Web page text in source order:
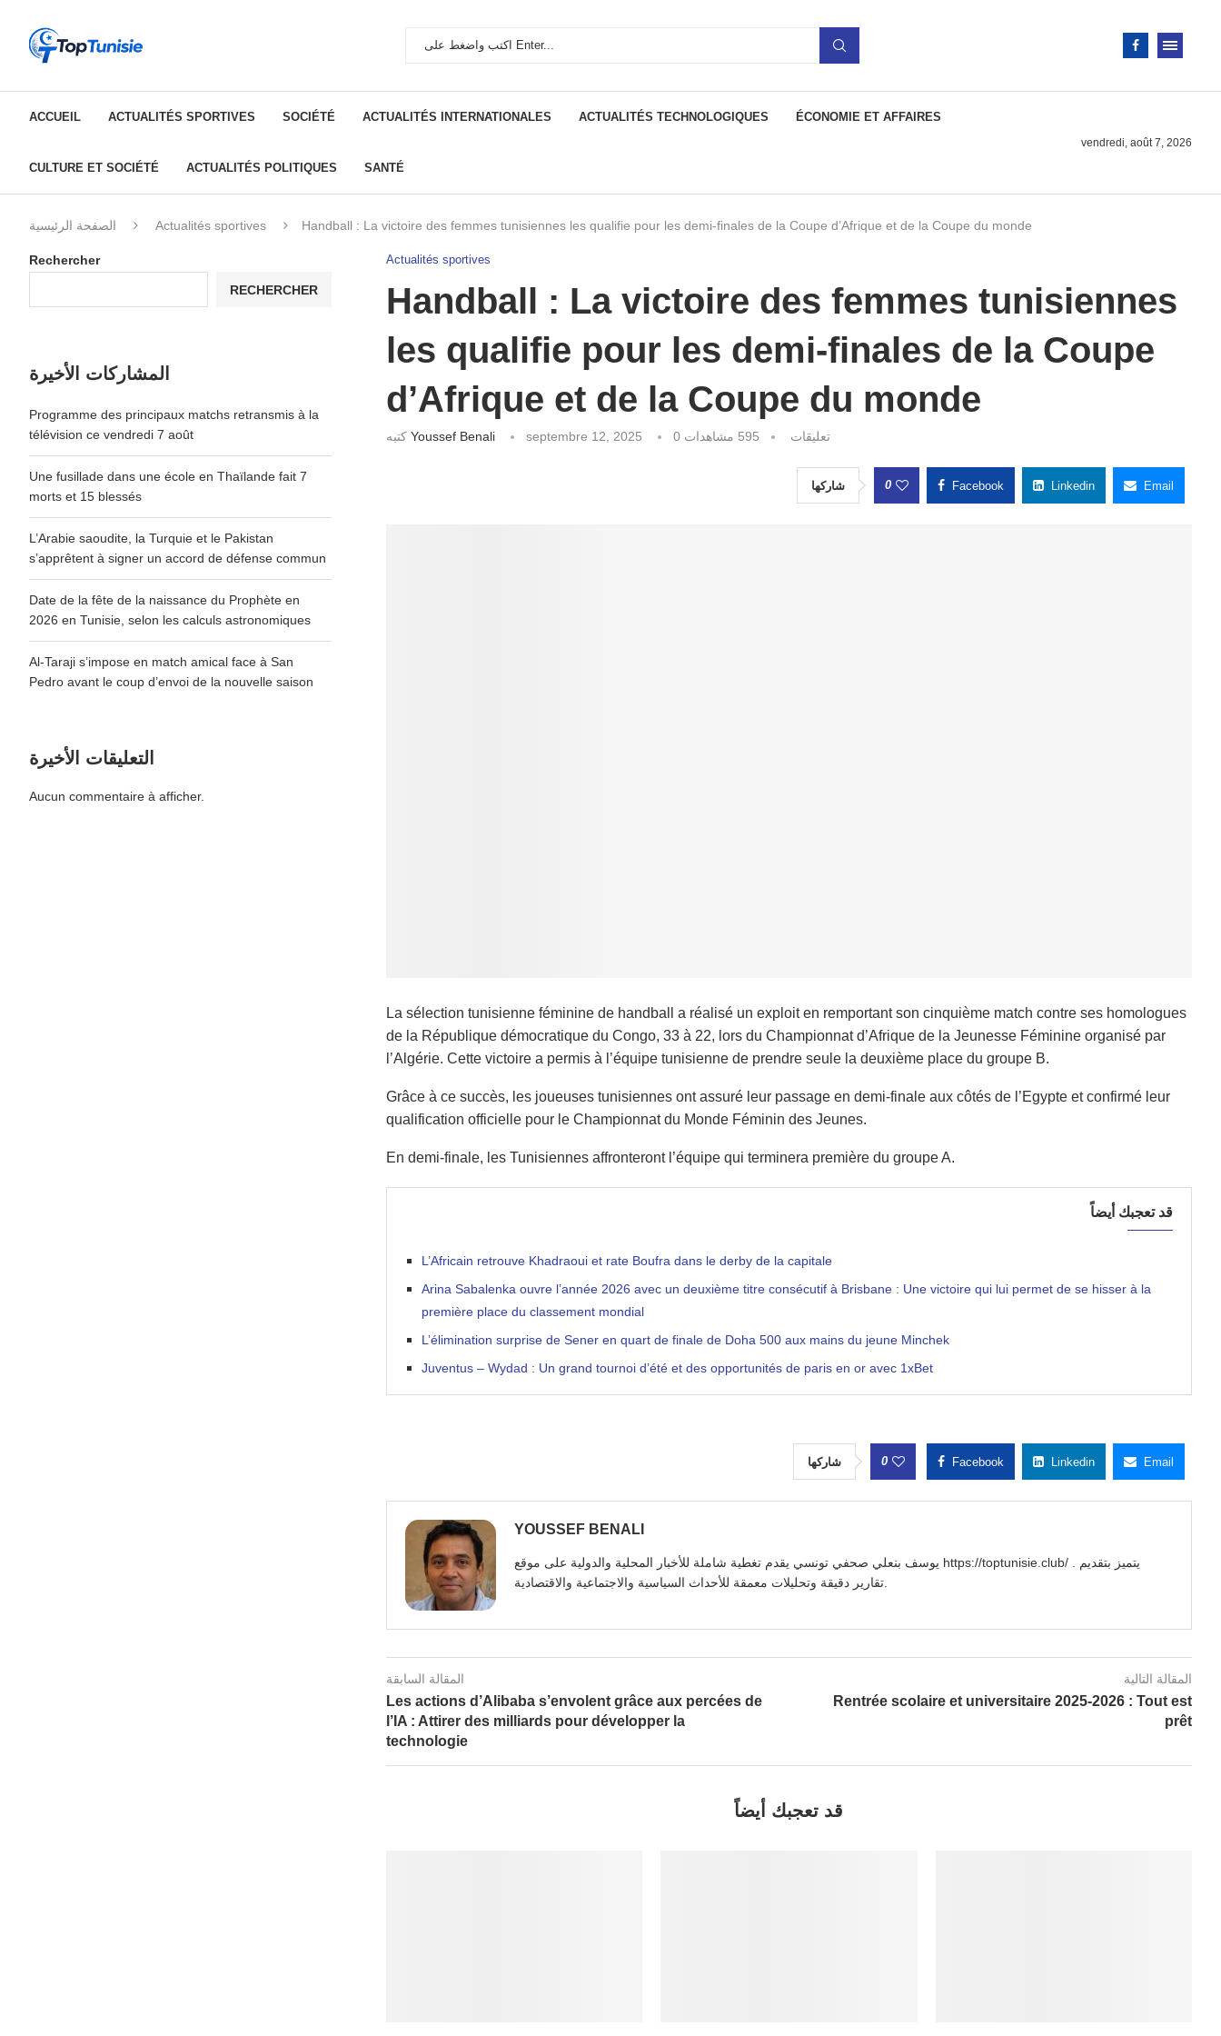
ACCUEIL ACTUALITÉS SPORTIVES SOCIÉTÉ ACTUALITÉS INTERNATIONALES ACTUALITÉS TECHNOLOGIQUES ÉCONOMIE ET AFFAIRES
CULTURE ET SOCIÉTÉ ACTUALITÉS POLITIQUES SANTÉ
vendredi, août 7, 2026
الصفحة الرئيسية Actualités sportives Handball : La victoire des femmes tunisiennes les qualifie pour les demi-finales de la Coupe d’Afrique et de la Coupe du monde
Actualités sportives
Handball : La victoire des femmes tunisiennes
les qualifie pour les demi-finales de la Coupe
d’Afrique et de la Coupe du monde
كتبه Youssef Benali septembre 12, 2025 0 تعليقات 595 مشاهدات
شاركها 0 Facebook Linkedin Email
La sélection tunisienne féminine de handball a réalisé un exploit en remportant son cinquième match contre ses homologues
de la République démocratique du Congo, 33 à 22, lors du Championnat d’Afrique de la Jeunesse Féminine organisé par
l’Algérie. Cette victoire a permis à l’équipe tunisienne de prendre seule la deuxième place du groupe B.
Grâce à ce succès, les joueuses tunisiennes ont assuré leur passage en demi-finale aux côtés de l’Egypte et confirmé leur
qualification officielle pour le Championnat du Monde Féminin des Jeunes.
En demi-finale, les Tunisiennes affronteront l’équipe qui terminera première du groupe A.
قد تعجبك أيضاً
L’Africain retrouve Khadraoui et rate Boufra dans le derby de la capitale
Arina Sabalenka ouvre l’année 2026 avec un deuxième titre consécutif à Brisbane : Une victoire qui lui permet de se hisser à la
première place du classement mondial
L’élimination surprise de Sener en quart de finale de Doha 500 aux mains du jeune Minchek
Juventus – Wydad : Un grand tournoi d’été et des opportunités de paris en or avec 1xBet
شاركها 0 Facebook Linkedin Email
YOUSSEF BENALI
يوسف بنعلي صحفي تونسي يقدم تغطية شاملة للأخبار المحلية والدولية على موقع https://toptunisie.club/ . يتميز بتقديم
تقارير دقيقة وتحليلات معمقة للأحداث السياسية والاجتماعية والاقتصادية.
المقالة السابقة
Les actions d’Alibaba s’envolent grâce aux percées de
l’IA : Attirer des milliards pour développer la
technologie
المقالة التالية
Rentrée scolaire et universitaire 2025-2026 : Tout est
prêt
قد تعجبك أيضاً
Rechercher
RECHERCHER
المشاركات الأخيرة
Programme des principaux matchs retransmis à la
télévision ce vendredi 7 août
Une fusillade dans une école en Thaïlande fait 7
morts et 15 blessés
L’Arabie saoudite, la Turquie et le Pakistan
s’apprêtent à signer un accord de défense commun
Date de la fête de la naissance du Prophète en
2026 en Tunisie, selon les calculs astronomiques
Al-Taraji s’impose en match amical face à San
Pedro avant le coup d’envoi de la nouvelle saison
التعليقات الأخيرة
Aucun commentaire à afficher.